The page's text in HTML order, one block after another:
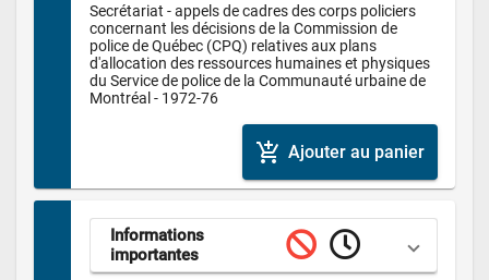
Secrétariat - appels de cadres des corps policiers
concernant les décisions de la Commission de
police de Québec (CPQ) relatives aux plans
d'allocation des ressources humaines et physiques
du Service de police de la Communauté urbaine de
Montréal - 1972-76
add_shopping_cart Ajouter au panier
Informations
importantes